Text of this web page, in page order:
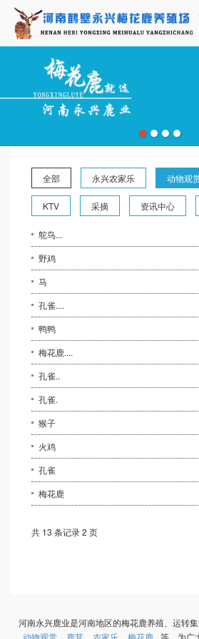
公司介绍
全部 永兴农家乐 动物观
KTV 采摘 资讯中心
鸵鸟...
野鸡
马
孔雀....
鸭鸭
梅花鹿....
孔雀..
孔雀.
猴子
火鸡
孔雀
梅花鹿
共 13 条记录 2 页
河南永兴鹿业是河南地区的梅花鹿养殖、运转
动物观赏
鹿茸 农家乐 梅花鹿 等，为广